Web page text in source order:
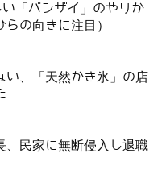
「バンザイ」のやりか
の向きに注目）
い、「天然かき氷」の店
、民家に無断侵入し退職